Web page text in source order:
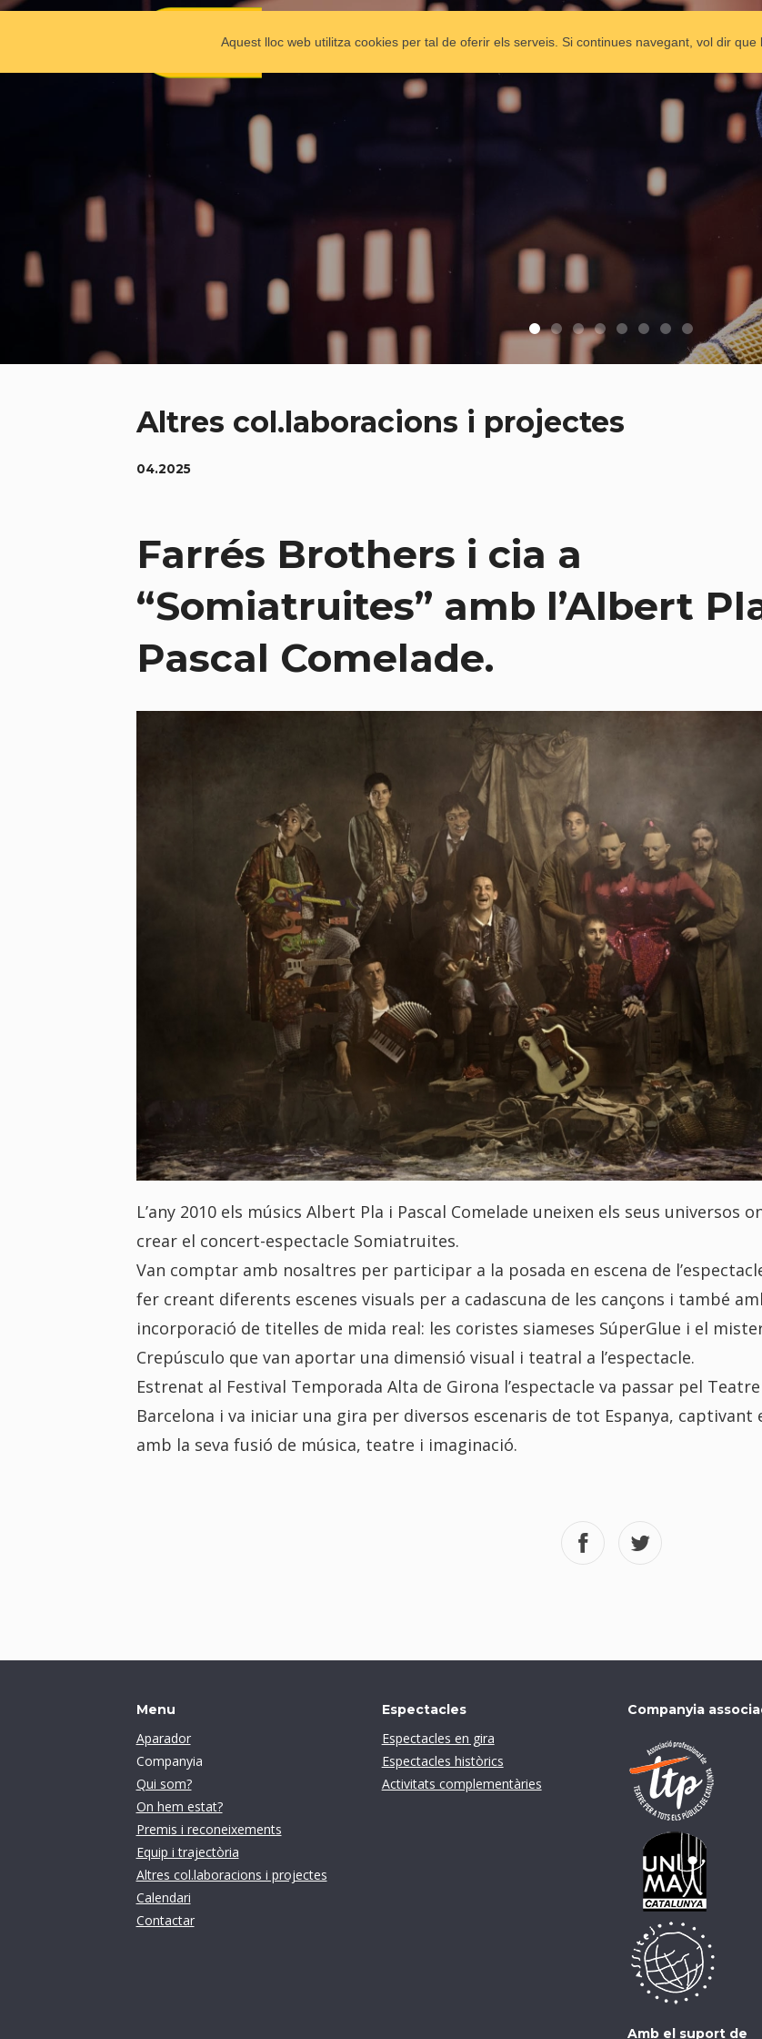
APARADOR COMPANYIA
Altres col.laboracions i projectes
04.2025
Farrés Brothers i cia a
“Somiatruites” amb l’Albert
Pascal Comelade.
L’any 2010 els músics Albert Pla i Pascal Comelade uneixen els seus universos
crear el concert-espectacle Somiatruites.
Van comptar amb nosaltres per participar a la posada en escena de
fer creant diferents escenes visuals per a cadascuna de les cançons i també
incorporació de titelles de mida real: les coristes siameses SúperGlue i el
Crepúsculo que van aportar una dimensió visual i teatral a l’espectacle.
Estrenat al Festival Temporada Alta de Girona l’espectacle va passar pel
Barcelona i va iniciar una gira per diversos escenaris de tot Espanya, captivant
amb la seva fusió de música, teatre i imaginació.
Menu
Aparador
Companyia
Qui som?
On hem estat?
Premis i reconeixements
Equip i trajectòria
Altres col.laboracions i projectes
Calendari
Contactar
Espectacles
Espectacles en gira
Espectacles històrics
Activitats complementàries
Companyia
Amb el suport de
Aquest lloc web utilitza cookies per tal de oferir els serveis. Si continues navegant, vol dir que